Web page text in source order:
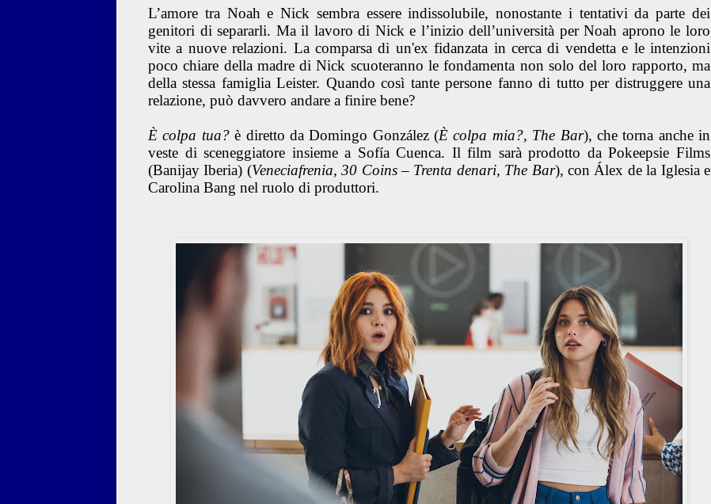
L’amore tra Noah e Nick sembra essere indissolubile, nonostante i tentativi da parte dei
genitori di separarli. Ma il lavoro di Nick e l’inizio dell’università per Noah aprono le loro
vite a nuove relazioni. La comparsa di un'ex fidanzata in cerca di vendetta e le intenzioni
poco chiare della madre di Nick scuoteranno le fondamenta non solo del loro rapporto, ma
della stessa famiglia Leister. Quando così tante persone fanno di tutto per distruggere una
relazione, può davvero andare a finire bene?
È colpa tua?è diretto da Domingo González (È colpa mia?, The Bar), che torna anche in
veste di sceneggiatore insieme a Sofía Cuenca. Il film sarà prodotto da Pokeepsie Films
(Banijay Iberia) (Veneciafrenia, 30 Coins – Trenta denari, The Bar), con Álex de la Iglesia e
Carolina Bang nel ruolo di produttori.